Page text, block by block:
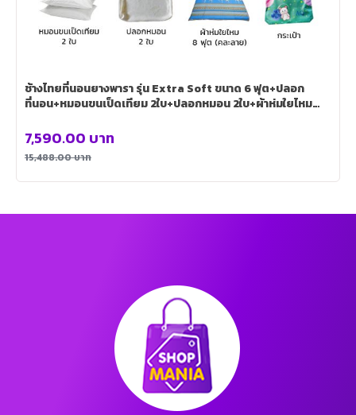
ช้างไทยที่นอนยางพารา รุ่น Extra Soft ขนาด 6 ฟุต+ปลอก
ที่นอน+หมอนขนเป็ดเทียม 2ใบ+ปลอกหมอน 2ใบ+ผ้าห่มใยไหม
15,488.00บาท
7,590.00 บาท